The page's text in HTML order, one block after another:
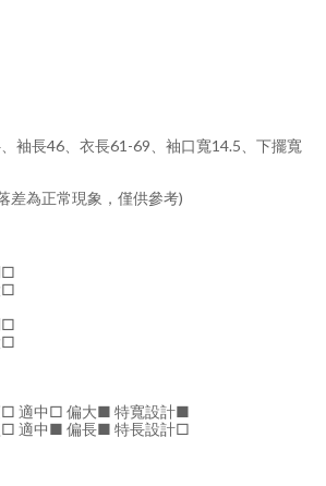
、 袖長46、 衣長61-69、 袖口寬14.5、 下擺寬
差為正常現象，僅供參考)
□
□
□
□
□ 適中□ 偏大■ 特寬設計■
□ 適中■ 偏長■ 特長設計□